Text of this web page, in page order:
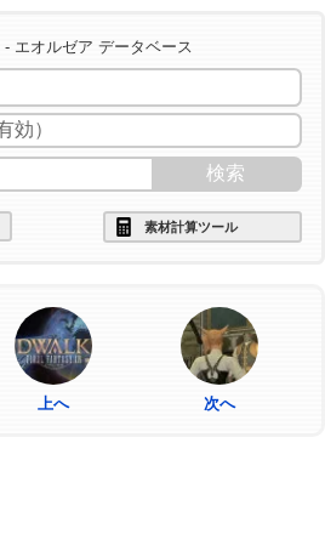
- エオルゼア データベース
素材計算ツール
上へ 次へ